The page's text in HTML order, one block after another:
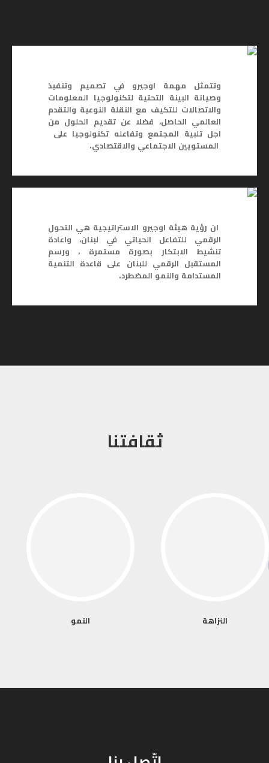
وتتمثل مهمة اوجيرو في تصميم وتنفيذ
وصيانة البينة التحتية لتكنولوجيا المعلومات
والاتصالات للتكيف مع النقلة النوعية والتقدم
العالمي الحاصل، فضلا عن تقديم الحلول من
اجل تلبية المجتمع وتفاعله تكنولوجيا على
المستويين الاجتماعي والاقتصادي.
ان رؤية هيئة اوجيرو الاستراتيجية هي التحول
الرقمي للتفاعل الحياتي في لبنان، واعادة
تنشيط الابتكار بصورة مستمرة ، ورسم
المستقبل الرقمي للبنان على قاعدة التنمية
المستدامة والنمو المضطرد.
ثقافتنا
النزاهة النمو